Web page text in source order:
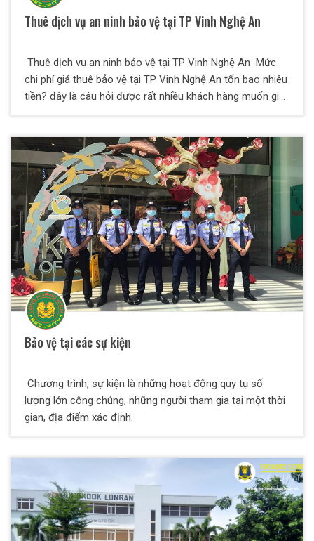
Thuê dịch vụ an ninh bảo vệ tại TP Vinh Nghệ An
Thuê dịch vụ an ninh bảo vệ tại TP Vinh Nghệ An Mức
chi phí giá thuê bảo vệ tại TP Vinh Nghệ An tốn bao nhiêu
tiền? đây là câu hỏi được rất nhiều khách hàng muốn giải
thuê các loại hình dịch vụ bảo vệ tại Thiên Long Hoàng
Security.
Bảo vệ tại các sự kiện
Chương trình, sự kiện là những hoạt động quy tụ số
lượng lớn công chúng, những người tham gia tại một thời
gian, địa điểm xác định.